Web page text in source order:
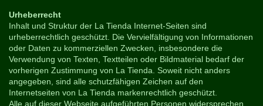
Urheberrecht
Inhalt und Struktur der La Tienda Internet-Seiten sind
urheberrechtlich geschützt. Die Vervielfältigung von Informationen
oder Daten zu kommerziellen Zwecken, insbesondere die
Verwendung von Texten, Textteilen oder Bildmaterial bedarf der
vorherigen Zustimmung von La Tienda. Soweit nicht anders
angegeben, sind alle schutzfähigen Zeichen auf den
Internetseiten von La Tienda markenrechtlich geschützt.
Alle auf dieser Webseite aufgeführten Personen widersprechen